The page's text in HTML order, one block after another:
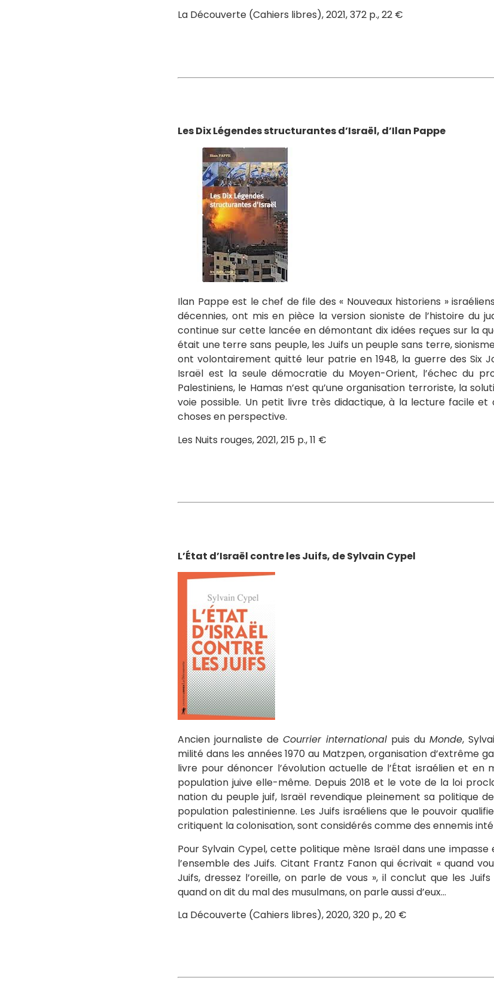
La Découverte (Cahiers libres), 2021, 372 p., 22 €
Les Dix Légendes structurantes d’Israël, d’Ilan Pappe
Ilan Pappe est le chef de file des « Nouveaux historiens »
décennies, ont mis en pièce la version sioniste de l’histoire du
continue sur cette lancée en démontant dix idées reçues sur la
était une terre sans peuple, les Juifs un peuple sans terre,
ont volontairement quitté leur patrie en 1948, la guerre des Six
Israël est la seule démocratie du Moyen-Orient, l’échec du
Palestiniens, le Hamas n’est qu’une organisation terroriste, la
voie possible. Un petit livre très didactique, à la lecture facile
choses en perspective.
Les Nuits rouges, 2021, 215 p., 11 €
L’État d’Israël contre les Juifs, de Sylvain Cypel
Ancien journaliste de Courrier international puis du Monde,
milité dans les années 1970 au Matzpen, organisation d’extrême
livre pour dénoncer l’évolution actuelle de l’État israélien et en
population juive elle-même. Depuis 2018 et le vote de la loi
nation du peuple juif, Israël revendique pleinement sa politique
population palestinienne. Les Juifs israéliens que le pouvoir
critiquent la colonisation, sont considérés comme des ennemis
Pour Sylvain Cypel, cette politique mène Israël dans une
l’ensemble des Juifs. Citant Frantz Fanon qui écrivait « quand
Juifs, dressez l’oreille, on parle de vous », il conclut que les
quand on dit du mal des musulmans, on parle aussi d’eux…
La Découverte (Cahiers libres), 2020, 320 p., 20 €